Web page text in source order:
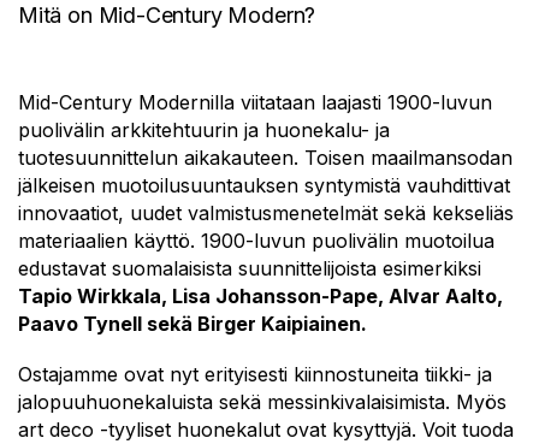
Mitä on Mid-Century Modern?
Mid-Century Modernilla viitataan laajasti 1900-luvun
puolivälin arkkitehtuurin ja huonekalu- ja
tuotesuunnittelun aikakauteen. Toisen maailmansodan
jälkeisen muotoilusuuntauksen syntymistä vauhdittivat
innovaatiot, uudet valmistusmenetelmät sekä kekseliäs
materiaalien käyttö. 1900-luvun puolivälin muotoilua
edustavat suomalaisista suunnittelijoista esimerkiksi
Tapio Wirkkala, Lisa Johansson-Pape, Alvar Aalto,
Paavo Tynell sekä Birger Kaipiainen.
Ostajamme ovat nyt erityisesti kiinnostuneita tiikki- ja
jalopuuhuonekaluista sekä messinkivalaisimista. Myös
art deco -tyyliset huonekalut ovat kysyttyjä. Voit tuoda